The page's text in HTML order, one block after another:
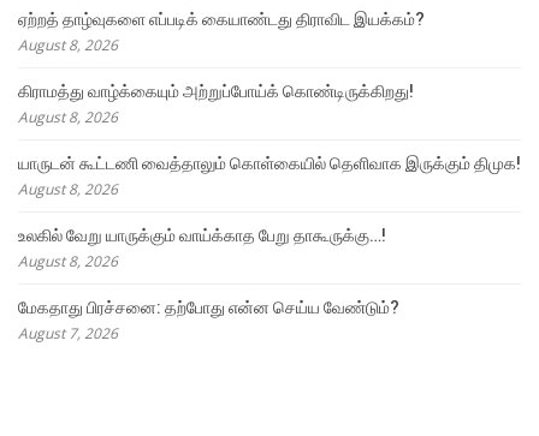
ஏற்றத் தாழ்வுகளை எப்படிக் கையாண்டது திராவிட இயக்கம்?
August 8, 2026
கிராமத்து வாழ்க்கையும் அற்றுப்போய்க் கொண்டிருக்கிறது!
August 8, 2026
யாருடன் கூட்டணி வைத்தாலும் கொள்கையில் தெளிவாக இருக்கும் திமுக!
August 8, 2026
உலகில் வேறு யாருக்கும் வாய்க்காத பேறு தாகூருக்கு…!
August 8, 2026
மேகதாது பிரச்சனை: தற்போது என்ன செய்ய வேண்டும்?
August 7, 2026